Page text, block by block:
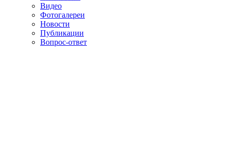
Видео
Фотогалереи
Новости
Публикации
Вопрос-ответ